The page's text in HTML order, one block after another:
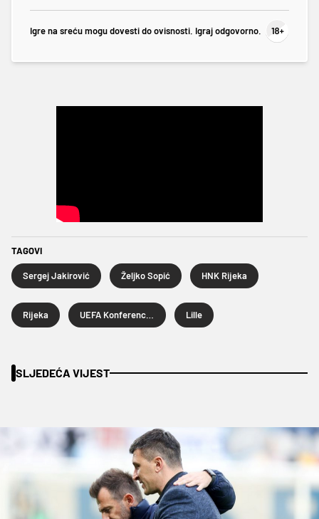
Igre na sreću mogu dovesti do ovisnosti. Igraj odgovorno.
TAGOVI
Sergej Jakirović Željko Sopić HNK Rijeka
Rijeka Lille
SLJEDEĆA VIJEST